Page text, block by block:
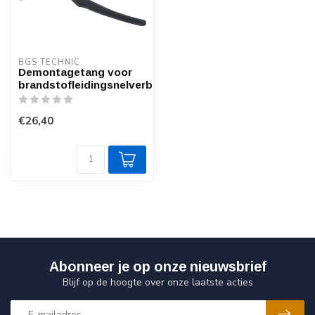
BGS TECHNIC
Demontagetang voor
brandstofleidingsnelverbinder
€26,40
Abonneer je op onze nieuwsbrief
Blijf op de hoogte over onze laatste acties